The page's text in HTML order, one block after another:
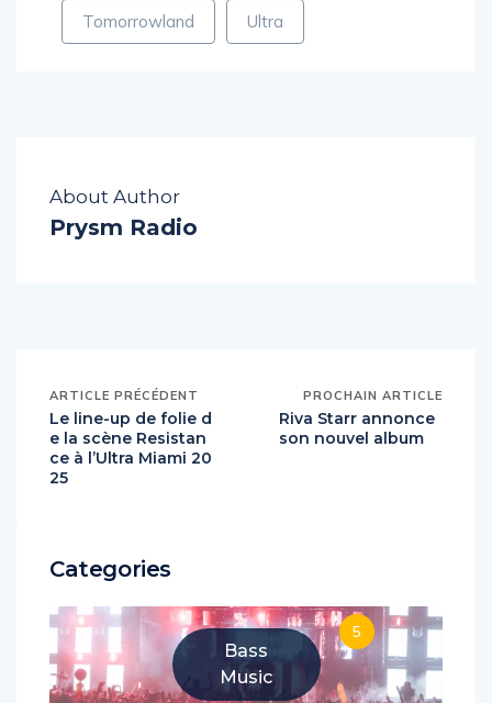
Tomorrowland Ultra
About Author
ARTICLE PRÉCÉDENT
Le line-up de folie d
e la scène Resistan
ce à l’Ultra Miami 20
PROCHAIN ARTICLE
Riva Starr annonce
Bass
5